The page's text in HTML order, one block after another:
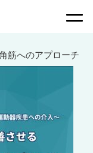
筋へのアプローチ